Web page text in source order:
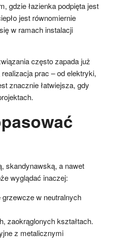
gdzie łazienka podpięta jest
jest równomiernie
w ramach instalacji
często zapada już
prac – od elektryki,
znacznie łatwiejsza, gdy
skandynawską, a nawet
wyglądać inaczej:
w neutralnych
zaokrąglonych kształtach.
z metalicznymi